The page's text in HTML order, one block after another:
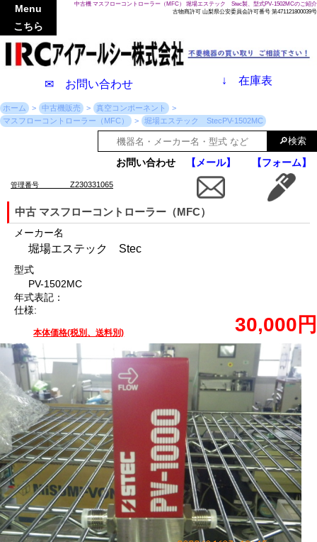
中古機 マスフローコントローラー（MFC） 堀場エステック Stec製、型式PV-1502MCのご紹介
古物商許可 山梨県公安委員会許可番号 第471121800039号
✉ お問い合わせ ↓ 在庫表
Menu
こちら
ホーム 中古機販売
真空コンポーネント
マスフローコントローラー（MFC）
堀場エステック StecPV-1502MC
お問い合わせ 【メール】 【フォーム】
管理番号 Z230331065
中古 マスフローコントローラー（MFC）
メーカー名
堀場エステック Stec
型式
PV-1502MC
年式表記：
仕様:
本体価格(税別、送料別) 30,000円